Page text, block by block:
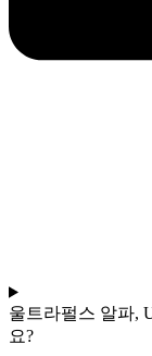
울트라펄스 알파,
요?